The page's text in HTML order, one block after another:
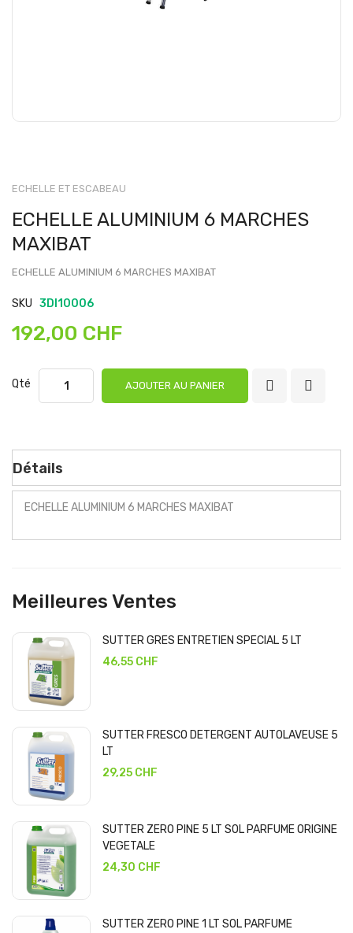
ECHELLE ET ESCABEAU
ECHELLE ALUMINIUM 6 MARCHES
MAXIBAT
ECHELLE ALUMINIUM 6 MARCHES MAXIBAT
SKU 3DI10006
192,00 CHF
Qté AJOUTER AU PANIER
Détails
ECHELLE ALUMINIUM 6 MARCHES MAXIBAT
Meilleures Ventes
SUTTER GRES ENTRETIEN SPECIAL 5 LT
46,55 CHF
SUTTER FRESCO DETERGENT AUTOLAVEUSE 5
LT
29,25 CHF
SUTTER ZERO PINE 5 LT SOL PARFUME ORIGINE
VEGETALE
24,30 CHF
SUTTER ZERO PINE 1 LT SOL PARFUME